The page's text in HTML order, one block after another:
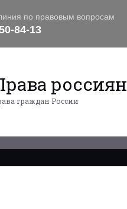
россиян
граждан России